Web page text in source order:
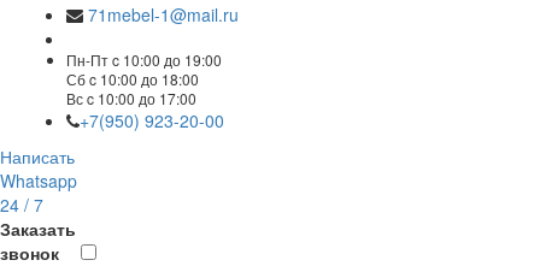
71mebel-1@mail.ru
Пн-Пт c 10:00 до 19:00
Сб c 10:00 до 18:00
Вс c 10:00 до 17:00
+7(950) 923-20-00
Написать
Whatsapp
24 / 7
Заказать
звонок